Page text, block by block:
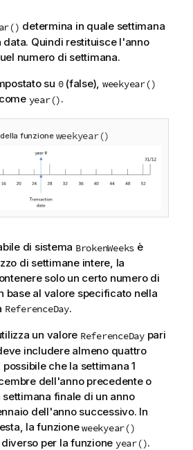
determina in quale settimana
Quindi restituisce l'anno
numero di settimana.
su 0(false), weekyear()
year().
funzione weekyear()
di sistema BrokenWeeks è
di settimane intere, la
solo un certo numero di
base al valore specificato nella
ReferenceDay.
un valore ReferenceDaypari
includere almeno quattro
che la settimana 1
dell'anno precedente o
finale di un anno
dell'anno successivo. In
la funzioneweekyear()
per la funzione year().